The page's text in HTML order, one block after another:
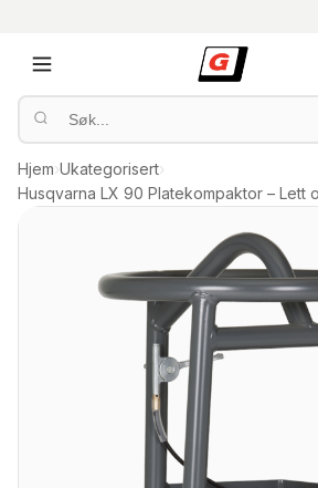
Hjem›Ukategorisert›
Husqvarna LX 90 Platekompaktor – Lett